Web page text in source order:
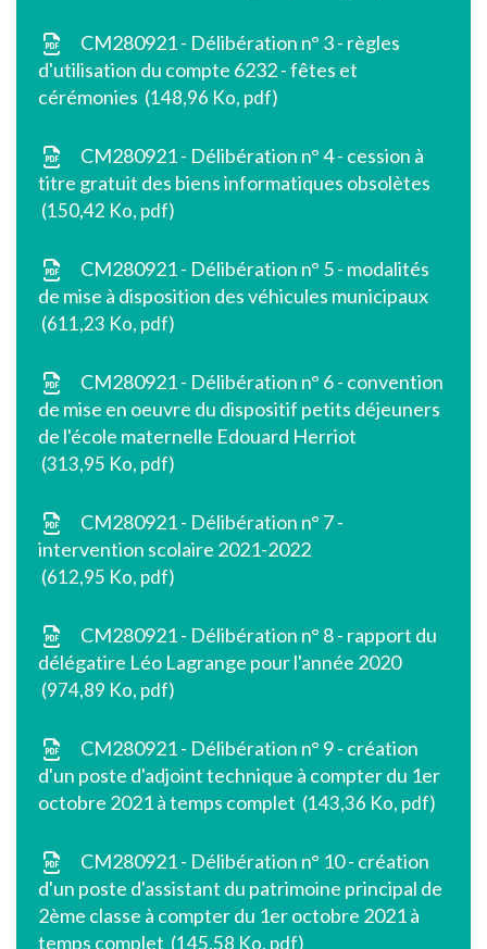
CM280921 - Délibération n° 3 - règles
d'utilisation du compte 6232 - fêtes et
cérémonies
148,96 Ko, pdf
CM280921 - Délibération n° 4 - cession à
titre gratuit des biens informatiques obsolètes
150,42 Ko, pdf
CM280921 - Délibération n° 5 - modalités
de mise à disposition des véhicules municipaux
611,23 Ko, pdf
CM280921 - Délibération n° 6 - convention
de mise en oeuvre du dispositif petits déjeuners
de l'école maternelle Edouard Herriot
313,95 Ko, pdf
CM280921 - Délibération n° 7 -
intervention scolaire 2021-2022
612,95 Ko, pdf
CM280921 - Délibération n° 8 - rapport du
délégatire Léo Lagrange pour l'année 2020
974,89 Ko, pdf
CM280921 - Délibération n° 9 - création
d'un poste d'adjoint technique à compter du 1er
octobre 2021 à temps complet
143,36 Ko, pdf
CM280921 - Délibération n° 10 - création
d'un poste d'assistant du patrimoine principal de
2ème classe à compter du 1er octobre 2021 à
temps complet
145,58 Ko, pdf